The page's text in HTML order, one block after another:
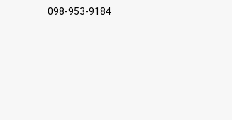
098-953-9184